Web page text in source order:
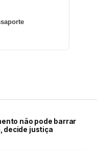
não pode barrar
decide justiça